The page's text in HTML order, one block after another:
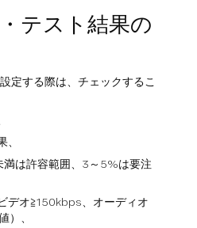
テスト結果の
定する際は、チェックするこ
、
は許容範囲、3～5%は要注
デオ≧150kbps、オーディオ
）、